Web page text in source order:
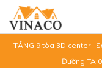
TẦNG 9 tòa 3D center ,
Đường TA